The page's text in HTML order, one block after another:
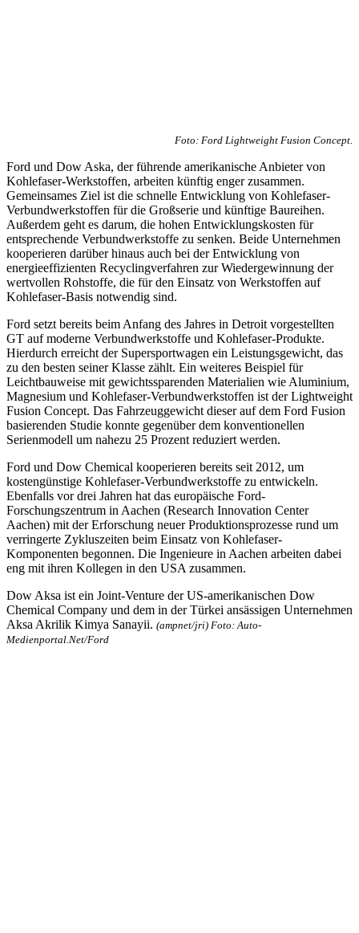
Foto: Ford Lightweight Fusion Concept.
Ford und Dow Aska, der führende amerikanische Anbieter von
Kohlefaser-Werkstoffen, arbeiten künftig enger zusammen.
Gemeinsames Ziel ist die schnelle Entwicklung von Kohlefaser-
Verbundwerkstoffen für die Großserie und künftige Baureihen.
Außerdem geht es darum, die hohen Entwicklungskosten für
entsprechende Verbundwerkstoffe zu senken. Beide Unternehmen
kooperieren darüber hinaus auch bei der Entwicklung von
energieeffizienten Recyclingverfahren zur Wiedergewinnung der
wertvollen Rohstoffe, die für den Einsatz von Werkstoffen auf
Kohlefaser-Basis notwendig sind.
Ford setzt bereits beim Anfang des Jahres in Detroit vorgestellten
GT auf moderne Verbundwerkstoffe und Kohlefaser-Produkte.
Hierdurch erreicht der Supersportwagen ein Leistungsgewicht, das
zu den besten seiner Klasse zählt. Ein weiteres Beispiel für
Leichtbauweise mit gewichtssparenden Materialien wie Aluminium,
Magnesium und Kohlefaser-Verbundwerkstoffen ist der Lightweight
Fusion Concept. Das Fahrzeuggewicht dieser auf dem Ford Fusion
basierenden Studie konnte gegenüber dem konventionellen
Serienmodell um nahezu 25 Prozent reduziert werden.
Ford und Dow Chemical kooperieren bereits seit 2012, um
kostengünstige Kohlefaser-Verbundwerkstoffe zu entwickeln.
Ebenfalls vor drei Jahren hat das europäische Ford-
Forschungszentrum in Aachen (Research Innovation Center
Aachen) mit der Erforschung neuer Produktionsprozesse rund um
verringerte Zykluszeiten beim Einsatz von Kohlefaser-
Komponenten begonnen. Die Ingenieure in Aachen arbeiten dabei
eng mit ihren Kollegen in den USA zusammen.
Dow Aksa ist ein Joint-Venture der US-amerikanischen Dow
Chemical Company und dem in der Türkei ansässigen Unternehmen
Aksa Akrilik Kimya Sanayii. (ampnet/jri) Foto: Auto-
Medienportal.Net/Ford